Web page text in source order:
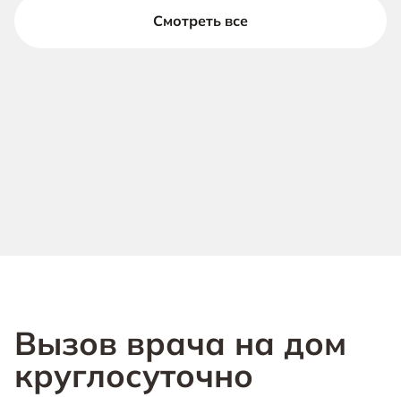
Смотреть все
Вызов врача на дом
круглосуточно